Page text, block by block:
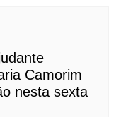
Camorim
nesta sexta